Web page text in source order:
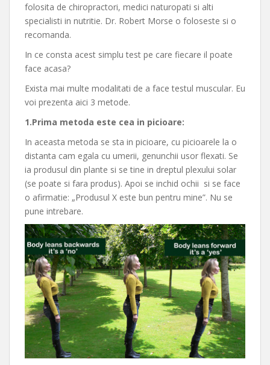
folosita de chiropractori, medici naturopati si alti
specialisti in nutritie. Dr. Robert Morse o foloseste si o
recomanda.
In ce consta acest simplu test pe care fiecare il poate
face acasa?
Exista mai multe modalitati de a face testul muscular. Eu
voi prezenta aici 3 metode.
1.Prima metoda este cea in picioare:
In aceasta metoda se sta in picioare, cu picioarele la o
distanta cam egala cu umerii, genunchii usor flexati. Se
ia produsul din plante si se tine in dreptul plexului solar
(se poate si fara produs). Apoi se inchid ochii si se face
o afirmatie: „Produsul X este bun pentru mine”. Nu se
pune intrebare.